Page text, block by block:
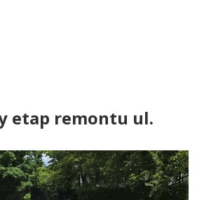
etap remontu ul.